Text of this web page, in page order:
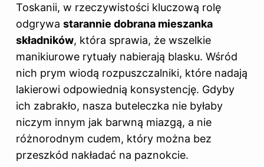
Toskanii, w rzeczywistości kluczową rolę
odgrywa starannie dobrana mieszanka
składników, która sprawia, że wszelkie
manikiurowe rytuały nabierają blasku. Wśród
nich prym wiodą rozpuszczalniki, które nadają
lakierowi odpowiednią konsystencję. Gdyby
ich zabrakło, nasza buteleczka nie byłaby
niczym innym jak barwną miazgą, a nie
różnorodnym cudem, który można bez
przeszkód nakładać na paznokcie.